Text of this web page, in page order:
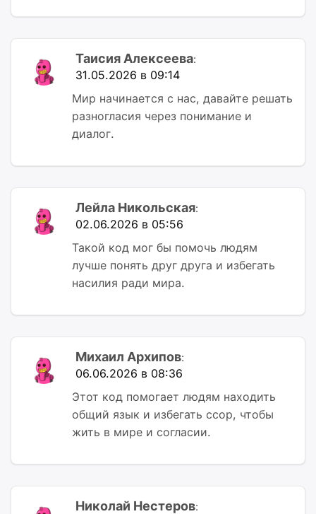
Таисия Алексеева:
31.05.2026 в 09:14
Мир начинается с нас, давайте решать
разногласия через понимание и
диалог.
Лейла Никольская:
02.06.2026 в 05:56
Такой код мог бы помочь людям
лучше понять друг друга и избегать
насилия ради мира.
Михаил Архипов:
06.06.2026 в 08:36
Этот код помогает людям находить
общий язык и избегать ссор, чтобы
жить в мире и согласии.
Николай Нестеров: